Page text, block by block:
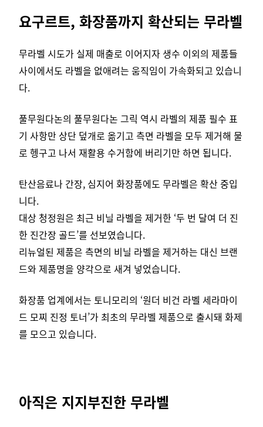
요구르트, 화장품까지 확산되는 무라벨
무라벨 시도가 실제 매출로 이어지자 생수 이외의 제품들
사이에서도 라벨을 없애려는 움직임이 가속화되고 있습니
다.
풀무원다논의 풀무원다논 그릭 역시 라벨의 제품 필수 표
기 사항만 상단 덮개로 옮기고 측면 라벨을 모두 제거해 물
로 헹구고 나서 재활용 수거함에 버리기만 하면 됩니다.
탄산음료나 간장, 심지어 화장품에도 무라벨은 확산 중입
니다.
대상 청정원은 최근 비닐 라벨을 제거한 ‘두 번 달여 더 진
한 진간장 골드’를 선보였습니다.
리뉴얼된 제품은 측면의 비닐 라벨을 제거하는 대신 브랜
드와 제품명을 양각으로 새겨 넣었습니다.
화장품 업계에서는 토니모리의 ‘원더 비건 라벨 세라마이
드 모찌 진정 토너’가 최초의 무라벨 제품으로 출시돼 화제
를 모으고 있습니다.
아직은 지지부진한 무라벨